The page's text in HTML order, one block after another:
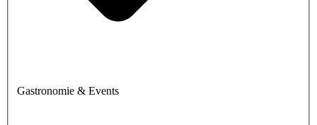
Gastronomie & Events